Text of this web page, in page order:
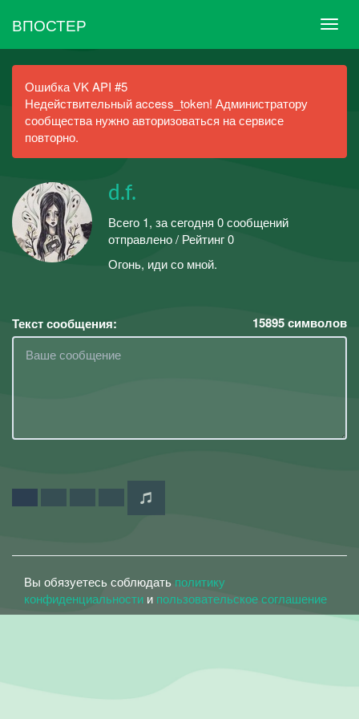
ВПОСТЕР
Ошибка VK API #5
Недействительный access_token! Администратору
сообщества нужно авторизоваться на сервисе
повторно.
d.f.
Всего 1, за сегодня 0 сообщений
отправлено / Рейтинг 0
Огонь, иди со мной.
Текст сообщения: 15895символов
Вы обязуетесь соблюдать политику
конфиденциальности и пользовательское соглашение